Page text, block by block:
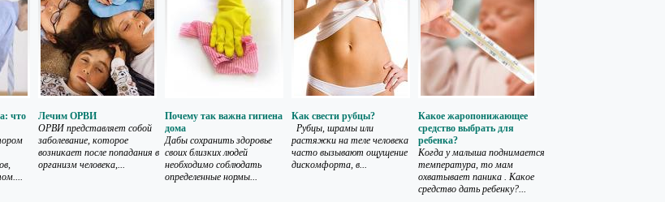
что
Лечим ОРВИ
ОРВИ представляет собой
заболевание, которое
возникает после попадания в
организм человека,...
Почему так важна гигиена
дома
Дабы сохранить здоровье
своих близких людей
необходимо соблюдать
определенные нормы...
Как свести рубцы?
Рубцы, шрамы или
растяжки на теле человека
часто вызывают ощущение
дискомфорта, в...
Какое жаропонижающее
средство выбрать для
ребенка?
Когда у малыша поднимается
температура, то мам
охватывает паника . Какое
средство дать ребенку?...